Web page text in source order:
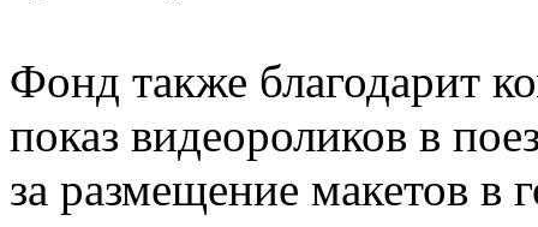
Фонд также благодарит
показ видеороликов в
за размещение макетов в